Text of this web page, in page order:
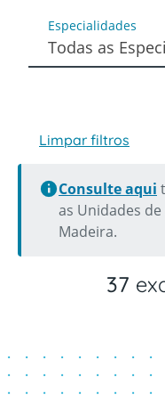
Especialidades
Todas as
Limpar filtros
Consulte aqui
as Unidades
Madeira.
37